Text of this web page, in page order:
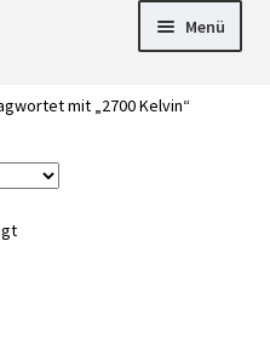
Menü
► LED Panel
►
mit „2700 Kelvin“